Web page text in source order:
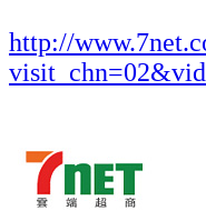
http://